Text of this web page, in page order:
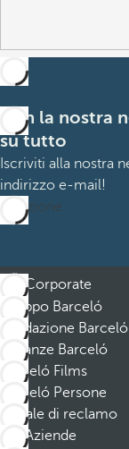
Con la nostra
su tutto
Iscriviti alla nostra
indirizzo e-mail!
Iscrizione
Corporate
Gruppo Barceló
Fondazione Barceló
Vacanze Barceló
Barceló Films
Barceló Persone
Canale di reclamo
Aziende